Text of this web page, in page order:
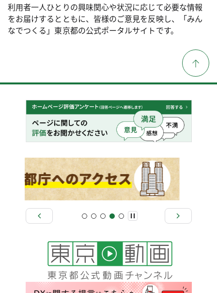
利用者一人ひとりの興味関心や状況に応じて必要な情報
をお届けするとともに、皆様のご意見を反映し、「みん
なでつくる」東京都の公式ポータルサイトです。